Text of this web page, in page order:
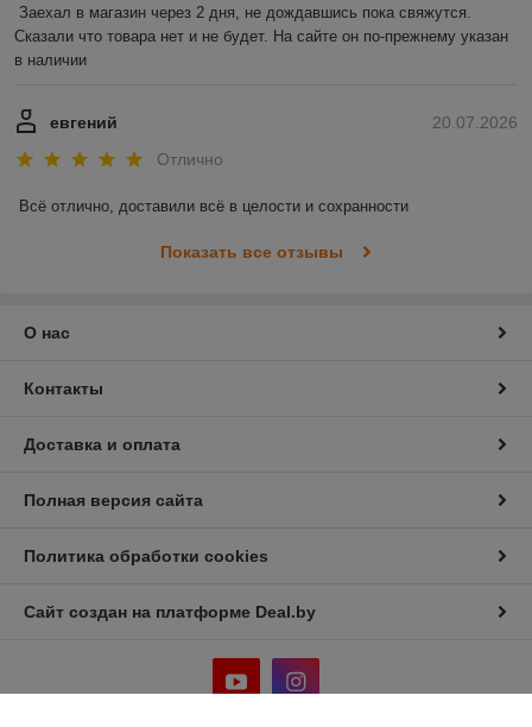
Заехал в магазин через 2 дня, не дождавшись пока свяжутся.
Сказали что товара нет и не будет. На сайте он по-прежнему указан
в наличии
20.07.2026
евгений
Отлично
Всё отлично, доставили всё в целости и сохранности
Показать все отзывы
О нас
Контакты
Доставка и оплата
Полная версия сайта
Политика обработки cookies
Сайт создан на платформе Deal.by